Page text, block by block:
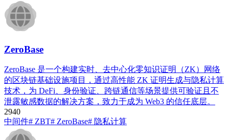
ZeroBase
ZeroBase 是一个构建实时、去中心化零知识证明（ZK）网络
的区块链基础设施项目，通过高性能 ZK 证明生成与隐私计算
技术，为 DeFi、身份验证、跨链通信等场景提供可验证且不
泄露敏感数据的解决方案，致力于成为 Web3 的信任底层。
2940
中间件# ZBT# ZeroBase# 隐私计算